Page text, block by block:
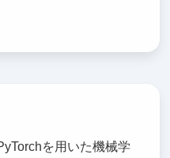
を用いた機械学